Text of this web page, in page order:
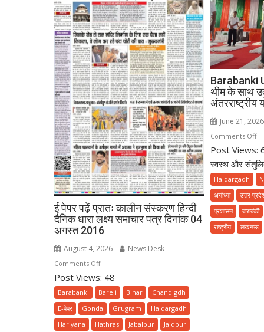
ई पेपर पढ़ें प्रातः कालीन संस्करण हिन्दी
दैनिक धारा लक्ष्य समाचार पत्र दिनांक 04
अगस्त 2016
August 4, 2026 News Desk
Comments Offon
ई
पेपर
पढ़ें
प्रातः
कालीन
Post Views: 48
Barabanki Bareli Bihar
Chandigdh
E-पेपर
Gonda Grugram
Haidargadh
Hariyana
Hathras Jabalpur
Jaidpur
Barabanki
थीम के साथ
अंतरराष्ट्रीय
June 21, 2026
Comments Offon
थीम
Post Views:
स्वस्थ और
Haidargadh
अयोध्या
उत्तर
प्रशासन
बाराबंकी
राष्ट्रीय
लखनऊ